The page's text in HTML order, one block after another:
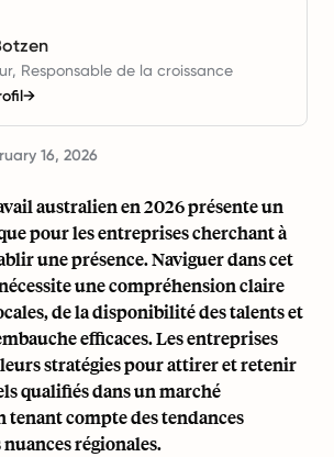
Responsable de la croissance
→
16, 2026
australien en 2026 présente un
pour les entreprises cherchant à
une présence. Naviguer dans cet
une compréhension claire
de la disponibilité des talents et
efficaces. Les entreprises
stratégies pour attirer et retenir
qualifiés dans un marché
compte des tendances
régionales.